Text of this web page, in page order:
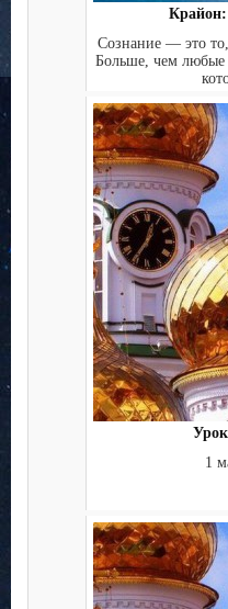
Сознание — это то,
Больше, чем любые
1